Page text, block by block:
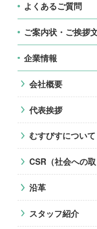
よくあるご質問
ご案内状・ご挨拶
企業情報
会社概要
代表挨拶
むすびすについて
CSR（社会への取
沿革
スタッフ紹介